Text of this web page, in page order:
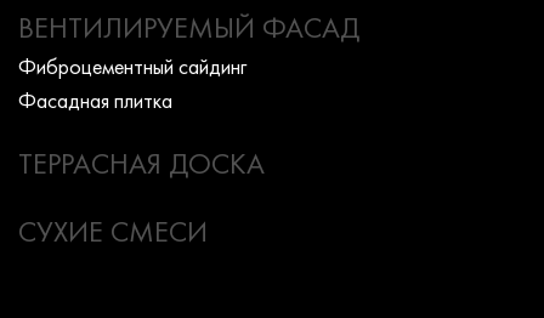
ВЕНТИЛИРУЕМЫЙ ФАСАД
Фиброцементный сайдинг
Фасадная плитка
ТЕРРАСНАЯ ДОСКА
СУХИЕ СМЕСИ